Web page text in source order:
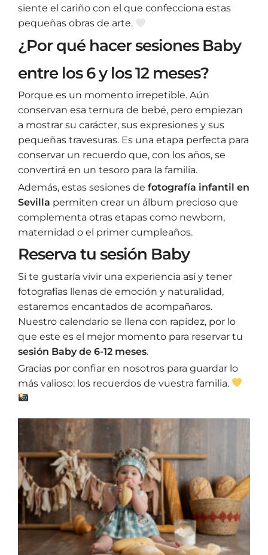
siente el cariño con el que confecciona estas
pequeñas obras de arte.
¿Por qué hacer sesiones Baby
entre los 6 y los 12 meses?
Porque es un momento irrepetible. Aún
conservan esa ternura de bebé, pero empiezan
a mostrar su carácter, sus expresiones y sus
pequeñas travesuras. Es una etapa perfecta para
conservar un recuerdo que, con los años, se
convertirá en un tesoro para la familia.
Además, estas sesiones de fotografía infantil en
Sevilla permiten crear un álbum precioso que
complementa otras etapas como newborn,
maternidad o el primer cumpleaños.
Reserva tu sesión Baby
Si te gustaría vivir una experiencia así y tener
fotografías llenas de emoción y naturalidad,
estaremos encantados de acompañaros.
Nuestro calendario se llena con rapidez, por lo
que este es el mejor momento para reservar tu
sesión Baby de 6-12 meses.
Gracias por confiar en nosotros para guardar lo
más valioso: los recuerdos de vuestra familia.